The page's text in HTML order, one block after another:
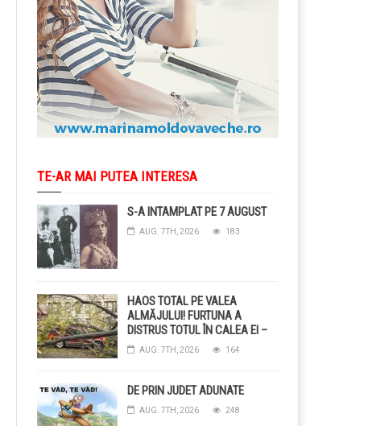
TE-AR MAI PUTEA INTERESA
S-A INTAMPLAT PE 7 AUGUST
AUG. 7TH, 2026 183
HAOS TOTAL PE VALEA
ALMĂJULUI! FURTUNA A
DISTRUS TOTUL ÎN CALEA EI –
COPACI CĂZUȚI, DRUMURI
BLOCAȚE, CURENT TĂIAT ȘI
GRINDINĂ!
AUG. 7TH, 2026 164
DE PRIN JUDET ADUNATE
AUG. 7TH, 2026 248